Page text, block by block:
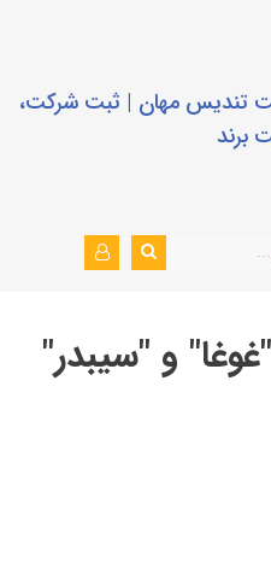
تندیس مهان | ثبت شرکت،
برند
و "سیبدر"